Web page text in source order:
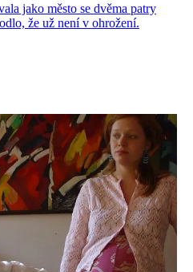
jako město se dvěma patry
že už není v ohrožení.